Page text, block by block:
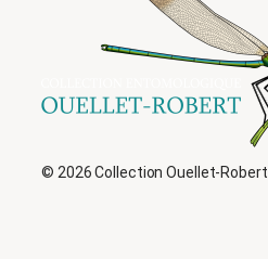
© 2026 Collection Ouellet-Robert